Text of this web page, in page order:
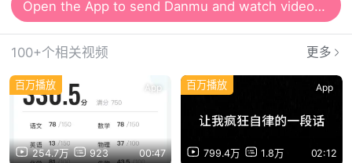
100+个相关视频 更多
254.7万 923 00:47
百万播放 App
799.4万 1.8万 02:12
百万播放 App